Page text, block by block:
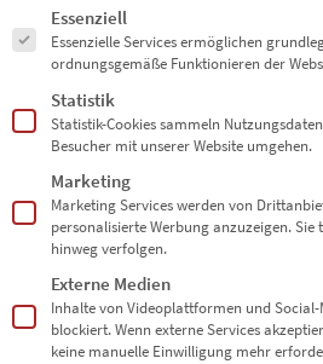
Es folgt eine Liste der Service-
Essenziell
Essenzielle Services ermöglichen
ordnungsgemäße Funktionieren der
Statistik
Statistik-Cookies sammeln
Besucher mit unserer Website umgehen.
Marketing
Marketing Services werden von
personalisierte Werbung anzuzeigen. Sie
hinweg verfolgen.
Externe Medien
Inhalte von Videoplattformen und
blockiert. Wenn externe Services
keine manuelle Einwilligung mehr